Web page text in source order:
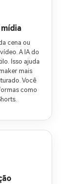
cena ou
A IA do
Isso ajuda
mais
Você
como